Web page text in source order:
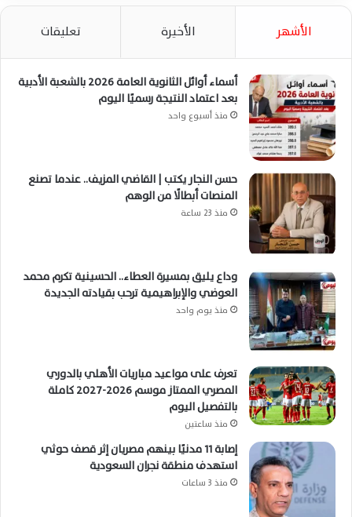
الأشهر الأخيرة تعليقات
أسماء أوائل الثانوية العامة 2026 بالشعبة الأدبية
بعد اعتماد النتيجة رسميًا اليوم
منذ أسبوع واحد
حسن النجار يكتب | القاضي المزيف.. عندما تصنع
المنصات أبطالًا من الوهم
منذ 23 ساعة
وداع يليق بمسيرة العطاء.. الحسينية تكرم محمد
العوضي والإبراهيمية ترحب بقيادته الجديدة
منذ يوم واحد
تعرف على مواعيد مباريات الأهلي بالدوري
المصري الممتاز موسم 2026-2027 كاملة
بالتفصيل اليوم
منذ ساعتين
إصابة 11 مدنيًا بينهم مصريان إثر قصف حوثي
استهدف منطقة نجران السعودية
منذ 3 ساعات